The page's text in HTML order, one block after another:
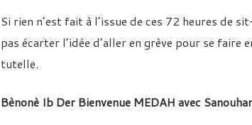
Si rien n’est fait à l’issue de ces 72 heures de
pas écarter l’idée d’aller en grève pour se
tutelle.
Bènonè Ib Der Bienvenue MEDAH avec